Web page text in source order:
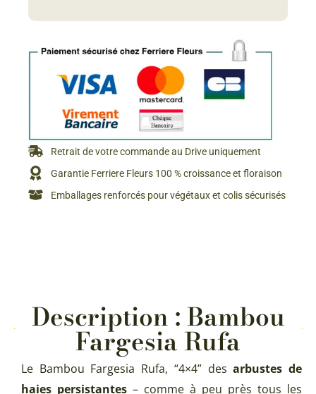
Retrait de votre commande au Drive uniquement
Garantie Ferriere Fleurs 100 % croissance et floraison
Emballages renforcés pour végétaux et colis sécurisés
Description : Bambou
Fargesia Rufa
Le Bambou Fargesia Rufa, “4×4” desarbustes de
haies persistantes – comme à peu près tous les